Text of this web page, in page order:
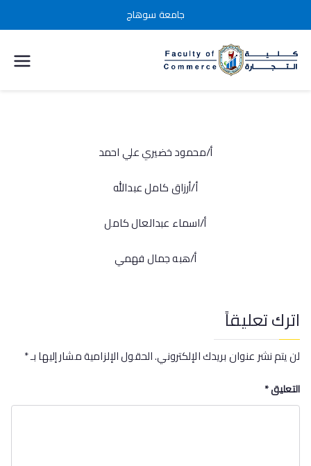
جامعة سوهاج
كلية التجارة
سوهاج
أ/محمود خضيري علي احمد
أ/أرزاق كامل عبدالله
أ/اسماء عبدالعال كامل
أ/هبه جمال فهمي
اترك تعليقاً
لن يتم نشر عنوان بريدك الإلكتروني.الحقول الإلزامية مشار إليها بـ*
التعليق*